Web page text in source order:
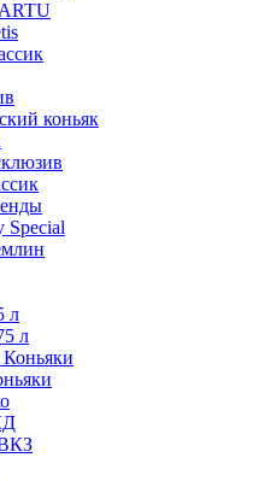
коньяк
Speсial
л
л